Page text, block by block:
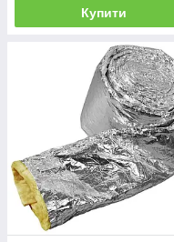
Купити